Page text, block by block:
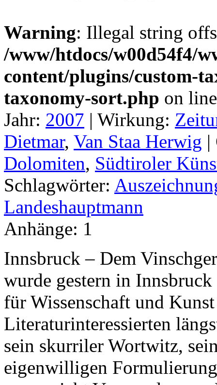
Warning: Illegal string
/www/htdocs/w00d54f4/
content/plugins/custom-
taxonomy-sort.php on
Jahr: 2007 | Wirkung:
Dietmar, Van Staa Herwig |
Dolomiten, Südtiroler
Schlagwörter:
Landeshauptmann
Anhänge: 1
Innsbruck – Dem
wurde gestern in
für Wissenschaft und
Literaturinteressierten
sein skurriler Wortwitz,
eigenwilligen